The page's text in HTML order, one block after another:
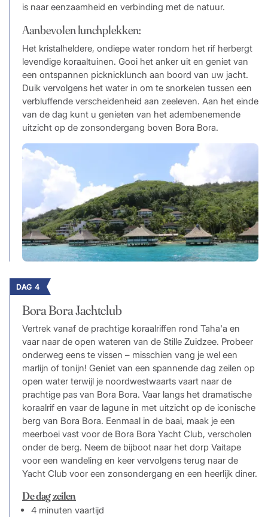
is naar eenzaamheid en verbinding met de natuur.
Aanbevolen lunchplekken:
Het kristalheldere, ondiepe water rondom het rif herbergt
levendige koraaltuinen. Gooi het anker uit en geniet van
een ontspannen picknicklunch aan boord van uw jacht.
Duik vervolgens het water in om te snorkelen tussen een
verbluffende verscheidenheid aan zeeleven. Aan het einde
van de dag kunt u genieten van het adembenemende
uitzicht op de zonsondergang boven Bora Bora.
DAG 4
Bora Bora Jachtclub
Vertrek vanaf de prachtige koraalriffen rond Taha'a en
vaar naar de open wateren van de Stille Zuidzee. Probeer
onderweg eens te vissen – misschien vang je wel een
marlijn of tonijn! Geniet van een spannende dag zeilen op
open water terwijl je noordwestwaarts vaart naar de
prachtige pas van Bora Bora. Vaar langs het dramatische
koraalrif en vaar de lagune in met uitzicht op de iconische
berg van Bora Bora. Eenmaal in de baai, maak je een
meerboei vast voor de Bora Bora Yacht Club, verscholen
onder de berg. Neem de bijboot naar het dorp Vaitape
voor een wandeling en keer vervolgens terug naar de
Yacht Club voor een zonsondergang en een heerlijk diner.
De dag zeilen
4 minuten vaartijd